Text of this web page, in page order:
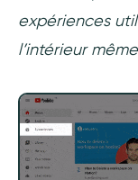
expériences
l’intérieur